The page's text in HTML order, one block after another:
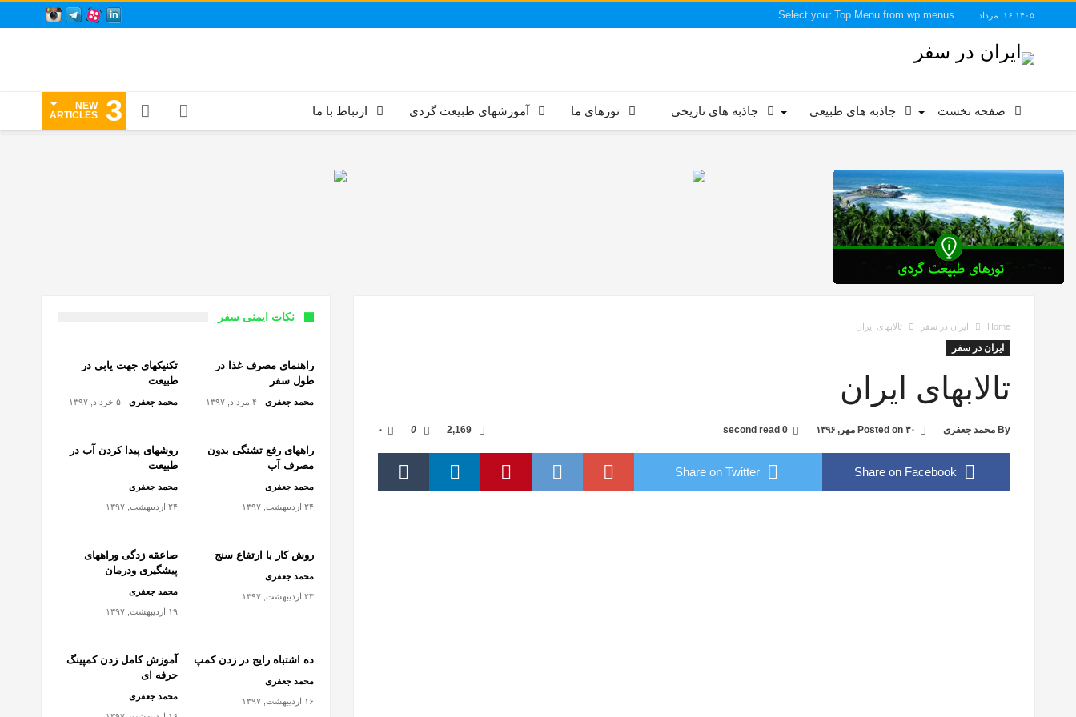
۱۴۰۵ ۱۶, مرداد Select your Top Menu from wp menus
صفحه نخست جاذبه های طبیعی جاذبه های تاریخی تورهای ما آموزشهای طبیعت گردی ارتباط با ما 3
NEW
ARTICLES
Home ایران در سفر تالابهای ایران
ایران در سفر
تالابهای ایران
By محمد جعفری Posted on ۳۰ مهر, ۱۳۹۶ 0 second read ۰ 0
Share on Facebook
Share on Twitter
نکات ایمنی سفر
راهنمای مصرف غذا در
طول سفر
محمد جعفری ۴ مرداد, ۱۳۹۷
تکنیکهای جهت یابی در
طبیعت
محمد جعفری ۵ خرداد, ۱۳۹۷
راههای رفع تشنگی بدون
مصرف آب
محمد جعفری
۲۴ اردیبهشت, ۱۳۹۷
روشهای پیدا کردن آب در
طبیعت
محمد جعفری
۲۴ اردیبهشت, ۱۳۹۷
روش کار با ارتفاع سنج
محمد جعفری
۲۳ اردیبهشت, ۱۳۹۷
صاعقه زدگی وراههای
پیشگیری ودرمان
محمد جعفری
۱۹ اردیبهشت, ۱۳۹۷
ده اشتباه رایج در زدن کمپ
محمد جعفری
۱۶ اردیبهشت, ۱۳۹۷
آموزش کامل زدن کمپینگ
حرفه ای
محمد جعفری